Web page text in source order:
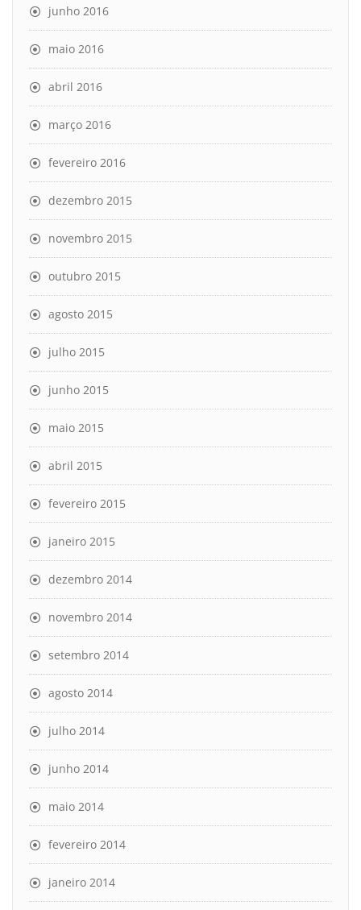
junho 2016
maio 2016
abril 2016
março 2016
fevereiro 2016
dezembro 2015
novembro 2015
outubro 2015
agosto 2015
julho 2015
junho 2015
maio 2015
abril 2015
fevereiro 2015
janeiro 2015
dezembro 2014
novembro 2014
setembro 2014
agosto 2014
julho 2014
junho 2014
maio 2014
fevereiro 2014
janeiro 2014